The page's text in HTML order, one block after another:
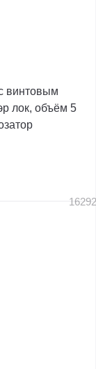
винтовым
лок, объём 5